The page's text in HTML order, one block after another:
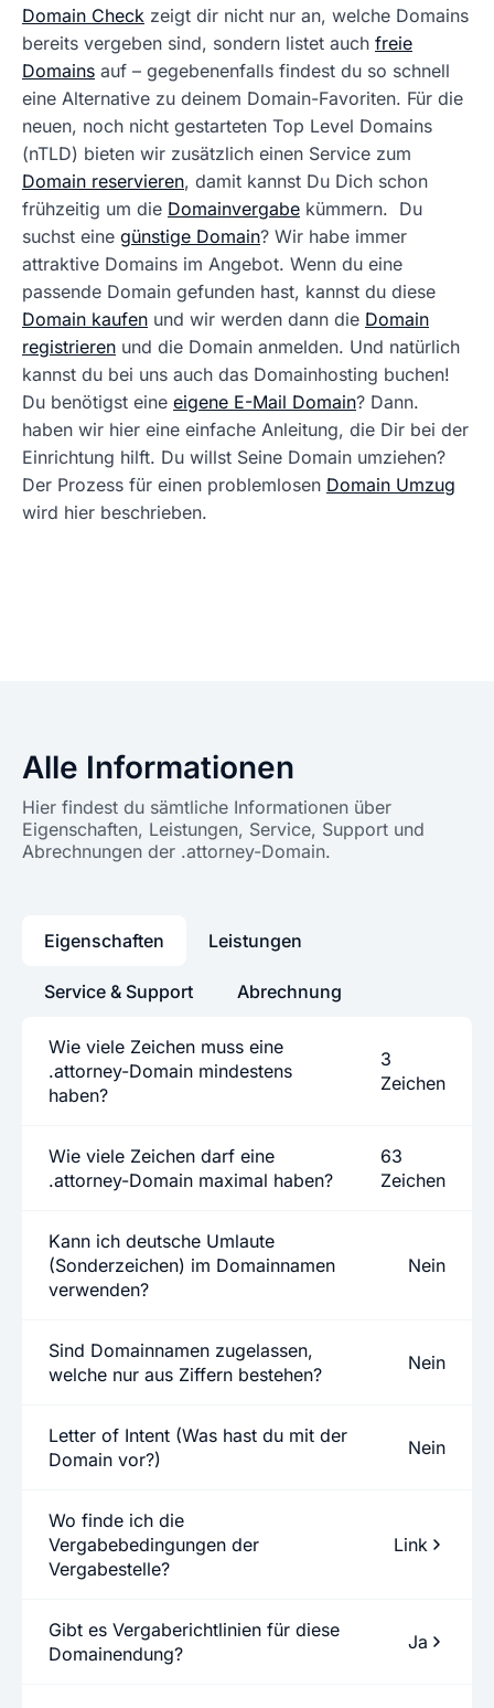
Domain Check zeigt dir nicht nur an, welche Domains
bereits vergeben sind, sondern listet auch freie
Domains auf – gegebenenfalls findest du so schnell
eine Alternative zu deinem Domain-Favoriten. Für die
neuen, noch nicht gestarteten Top Level Domains
(nTLD) bieten wir zusätzlich einen Service zum
Domain reservieren, damit kannst Du Dich schon
frühzeitig um die Domainvergabe kümmern. Du
suchst eine günstige Domain? Wir habe immer
attraktive Domains im Angebot. Wenn du eine
passende Domain gefunden hast, kannst du diese
Domain kaufen und wir werden dann die Domain
registrieren und die Domain anmelden. Und natürlich
kannst du bei uns auch das Domainhosting buchen!
Du benötigst eine eigene E-Mail Domain? Dann.
haben wir hier eine einfache Anleitung, die Dir bei der
Einrichtung hilft. Du willst Seine Domain umziehen?
Der Prozess für einen problemlosen Domain Umzug
wird hier beschrieben.
Alle Informationen
Hier findest du sämtliche Informationen über
Eigenschaften, Leistungen, Service, Support und
Abrechnungen der .attorney-Domain.
Eigenschaften
Wie viele Zeichen muss eine
.attorney-Domain mindestens
haben?
3
Zeichen
Wie viele Zeichen darf eine
.attorney-Domain maximal haben?
63
Zeichen
Kann ich deutsche Umlaute
(Sonderzeichen) im Domainnamen
verwenden?
Nein
Sind Domainnamen zugelassen,
welche nur aus Ziffern bestehen?
Nein
Letter of Intent (Was hast du mit der
Domain vor?)
Nein
Wo finde ich die
Vergabebedingungen der
Vergabestelle?
Link
Gibt es Vergaberichtlinien für diese
Domainendung?
Ja
Leistungen
Service & Support Abrechnung